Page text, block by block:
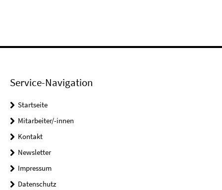
Service-Navigation
Startseite
Mitarbeiter/-innen
Kontakt
Newsletter
Impressum
Datenschutz